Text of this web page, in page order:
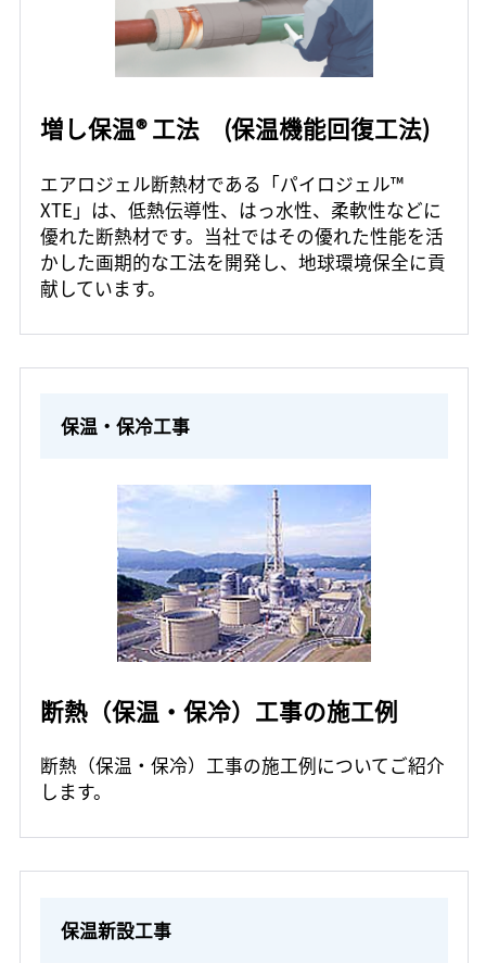
増し保温® 工法 (保温機能回復工法)
エアロジェル断熱材である「パイロジェル™
XTE」は、低熱伝導性、はっ水性、柔軟性などに
優れた断熱材です。当社ではその優れた性能を活
かした画期的な工法を開発し、地球環境保全に貢
献しています。
保温・保冷工事
断熱（保温・保冷）工事の施工例
断熱（保温・保冷）工事の施工例についてご紹介
します。
保温新設工事